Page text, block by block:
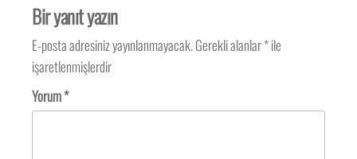
Bir yanıt yazın
E-posta adresiniz yayınlanmayacak.Gerekli alanlar*ile
işaretlenmişlerdir
Yorum*